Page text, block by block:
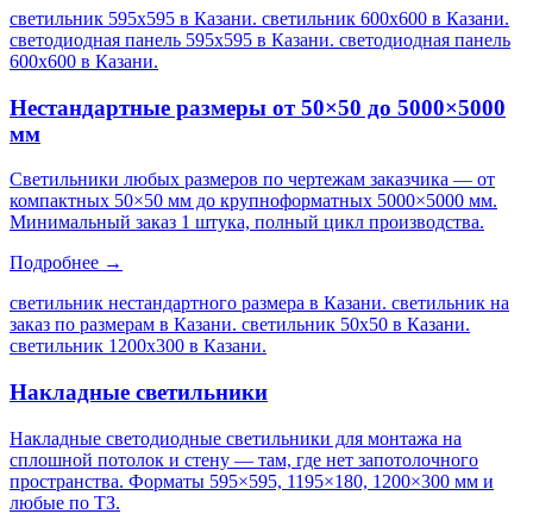
светильник 595х595 в Казани. светильник 600х600 в Казани.
светодиодная панель 595х595 в Казани. светодиодная панель
600х600 в Казани.
Нестандартные размеры от 50×50 до 5000×5000
мм
Светильники любых размеров по чертежам заказчика — от
компактных 50×50 мм до крупноформатных 5000×5000 мм.
Минимальный заказ 1 штука, полный цикл производства.
Подробнее →
светильник нестандартного размера в Казани. светильник на
заказ по размерам в Казани. светильник 50х50 в Казани.
светильник 1200х300 в Казани.
Накладные светильники
Накладные светодиодные светильники для монтажа на
сплошной потолок и стену — там, где нет запотолочного
пространства. Форматы 595×595, 1195×180, 1200×300 мм и
любые по ТЗ.